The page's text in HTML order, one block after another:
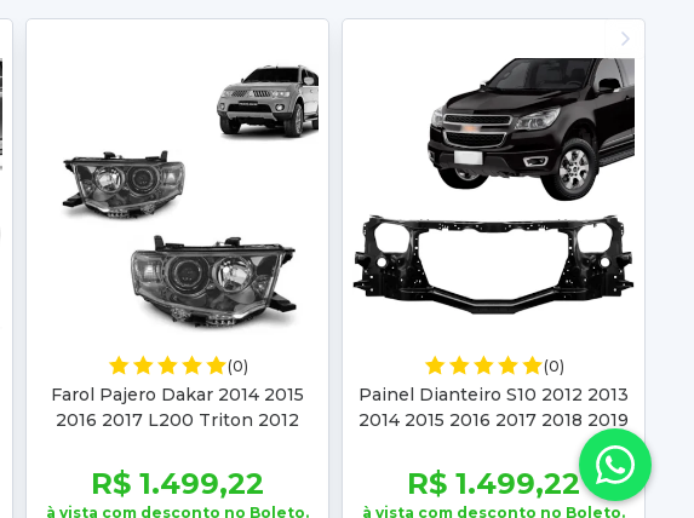
(0)
Farol Pajero Dakar 2014 2015
2016 2017 L200 Triton 2012
R$ 1.499,22
à vista com desconto no Boleto.
(0)
Painel Dianteiro S10 2012 2013
2014 2015 2016 2017 2018 2019
2020 Trailblazer 2015 2016 2017
2018
R$ 1.499,22
à vista com desconto no Boleto.